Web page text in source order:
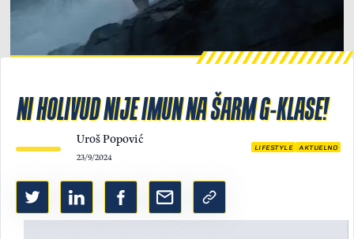
NI HOLIVUD NIJE IMUN NA ŠARM G-KLASE!
Uroš Popović
23/9/2024
LIFESTYLE AKTUELNO